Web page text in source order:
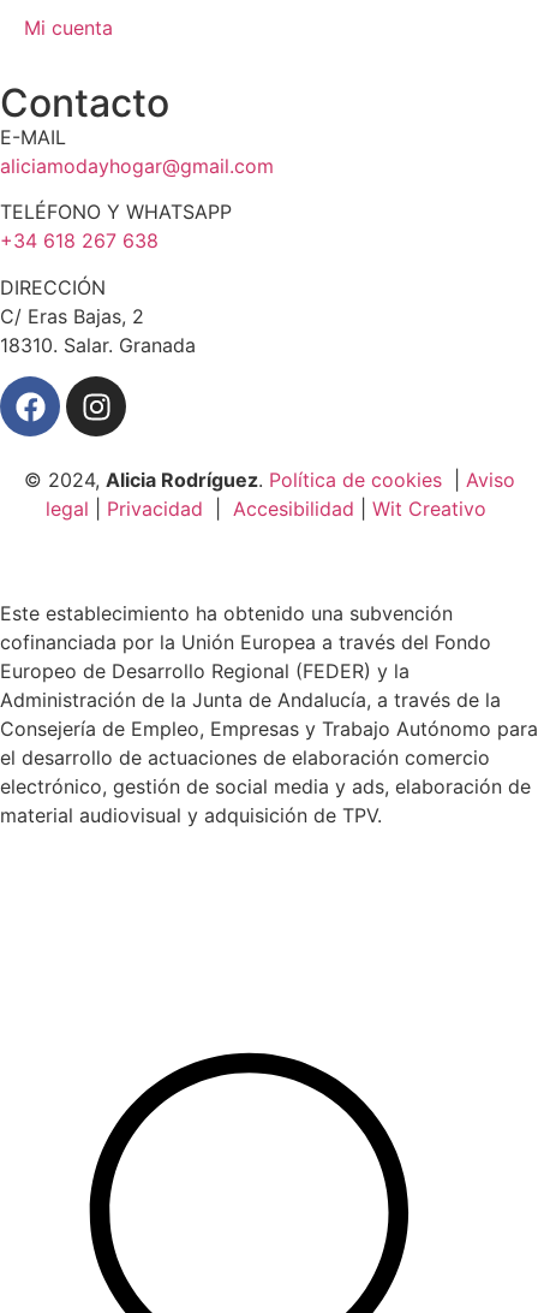
Mi cuenta
Contacto
E-MAIL
aliciamodayhogar@gmail.com
TELÉFONO Y WHATSAPP
+34 618 267 638
DIRECCIÓN
C/ Eras Bajas, 2
18310. Salar. Granada
© 2024, Alicia Rodríguez. Política de cookies| Aviso
legal
Privacidad Accesibilidad Wit Creativo
Este establecimiento ha obtenido una subvención
cofinanciada por la Unión Europea a través del Fondo
Europeo de Desarrollo Regional (FEDER) y la
Administración de la Junta de Andalucía, a través de la
Consejería de Empleo, Empresas y Trabajo Autónomo para
el desarrollo de actuaciones de elaboración comercio
electrónico, gestión de social media y ads, elaboración de
material audiovisual y adquisición de TPV.